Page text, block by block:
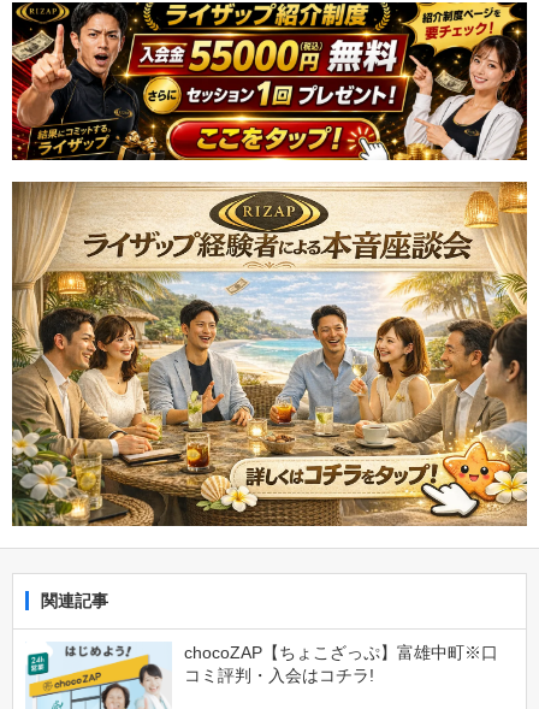
関連記事
chocoZAP【ちょこざっぷ】富雄中町※口
コミ評判・入会はコチラ!